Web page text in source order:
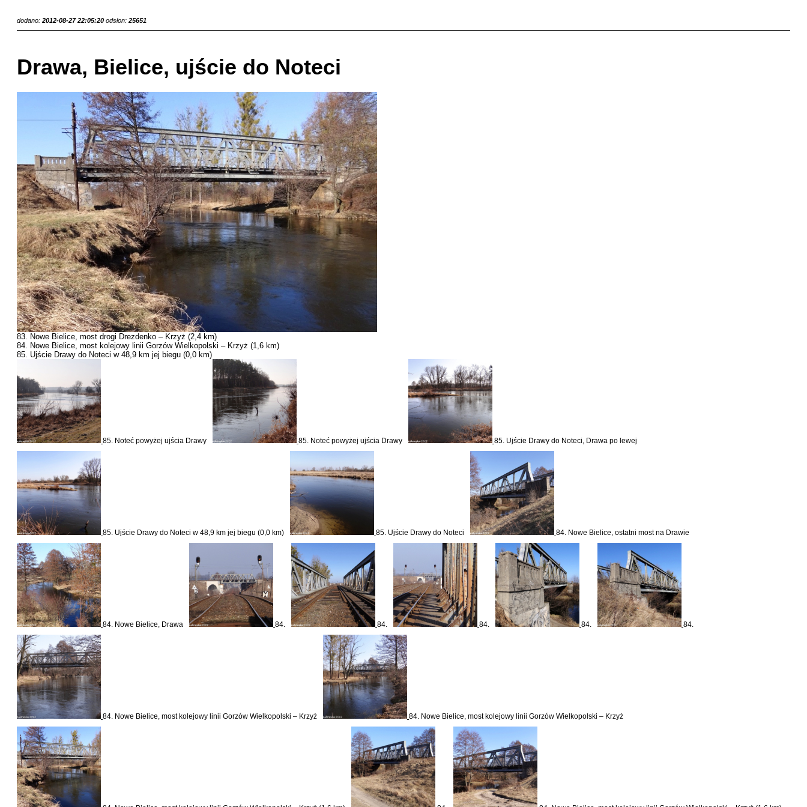
dodano: 2012-08-27 22:05:20 odsłon: 25651
Drawa, Bielice, ujście do Noteci
83. Nowe Bielice, most drogi Drezdenko – Krzyż (2,4 km)
84. Nowe Bielice, most kolejowy linii Gorzów Wielkopolski – Krzyż (1,6 km)
85. Ujście Drawy do Noteci w 48,9 km jej biegu (0,0 km)
85. Noteć powyżej ujścia Drawy 85. Noteć powyżej ujścia Drawy 85. Ujście Drawy do Noteci, Drawa po lewej
85. Ujście Drawy do Noteci w 48,9 km jej biegu (0,0 km) 85. Ujście Drawy do Noteci 84. Nowe Bielice, ostatni most na Drawie
84. Nowe Bielice, Drawa 84. 84. 84. 84. 84.
84. Nowe Bielice, most kolejowy linii Gorzów Wielkopolski – Krzyż 84. Nowe Bielice, most kolejowy linii Gorzów Wielkopolski – Krzyż